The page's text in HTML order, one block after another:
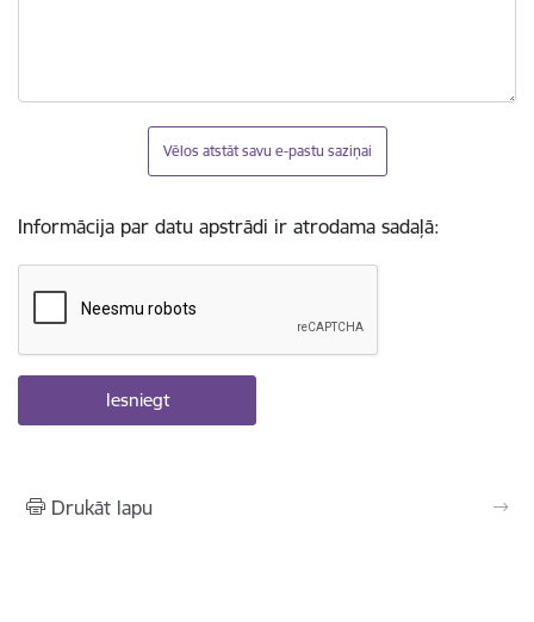
Vēlos atstāt savu e-pastu saziņai
Informācija par datu apstrādi ir atrodama sadaļā:
Drukāt lapu